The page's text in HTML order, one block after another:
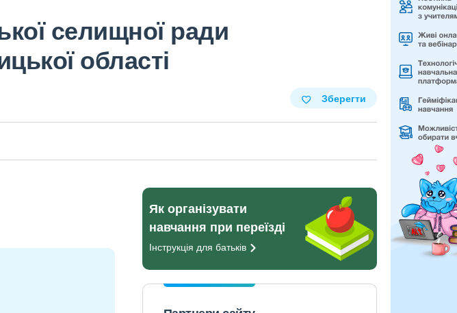
селищної ради
області
Зберегти
Як організувати
навчання при переїзді
Інструкція для батьків